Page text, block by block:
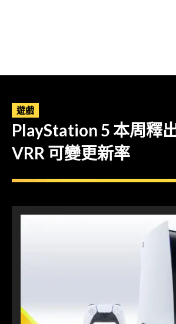
遊戲
PlayStation 5 本周釋
VRR 可變更新率